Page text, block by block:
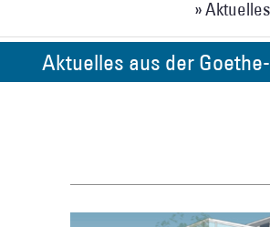
» Aktuelles
Aktuelles aus der